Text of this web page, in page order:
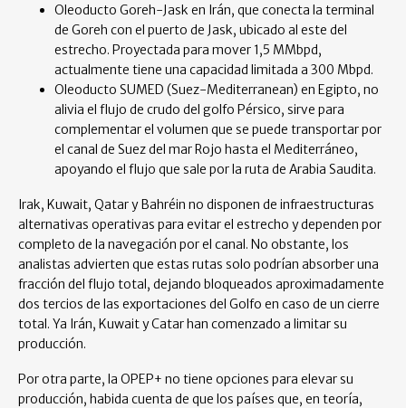
Oleoducto Goreh-Jask en Irán, que conecta la terminal
de Goreh con el puerto de Jask, ubicado al este del
estrecho. Proyectada para mover 1,5 MMbpd,
actualmente tiene una capacidad limitada a 300 Mbpd.
Oleoducto SUMED (Suez-Mediterranean) en Egipto, no
alivia el flujo de crudo del golfo Pérsico, sirve para
complementar el volumen que se puede transportar por
el canal de Suez del mar Rojo hasta el Mediterráneo,
apoyando el flujo que sale por la ruta de Arabia Saudita.
Irak, Kuwait, Qatar y Bahréin no disponen de infraestructuras
alternativas operativas para evitar el estrecho y dependen por
completo de la navegación por el canal. No obstante, los
analistas advierten que estas rutas solo podrían absorber una
fracción del flujo total, dejando bloqueados aproximadamente
dos tercios de las exportaciones del Golfo en caso de un cierre
total. Ya Irán, Kuwait y Catar han comenzado a limitar su
producción.
Por otra parte, la OPEP+ no tiene opciones para elevar su
producción, habida cuenta de que los países que, en teoría,